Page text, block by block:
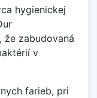
hygienickej
že zabudovaná
v
farieb, pri